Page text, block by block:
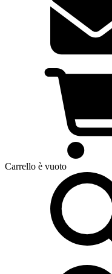
Carrello è vuoto